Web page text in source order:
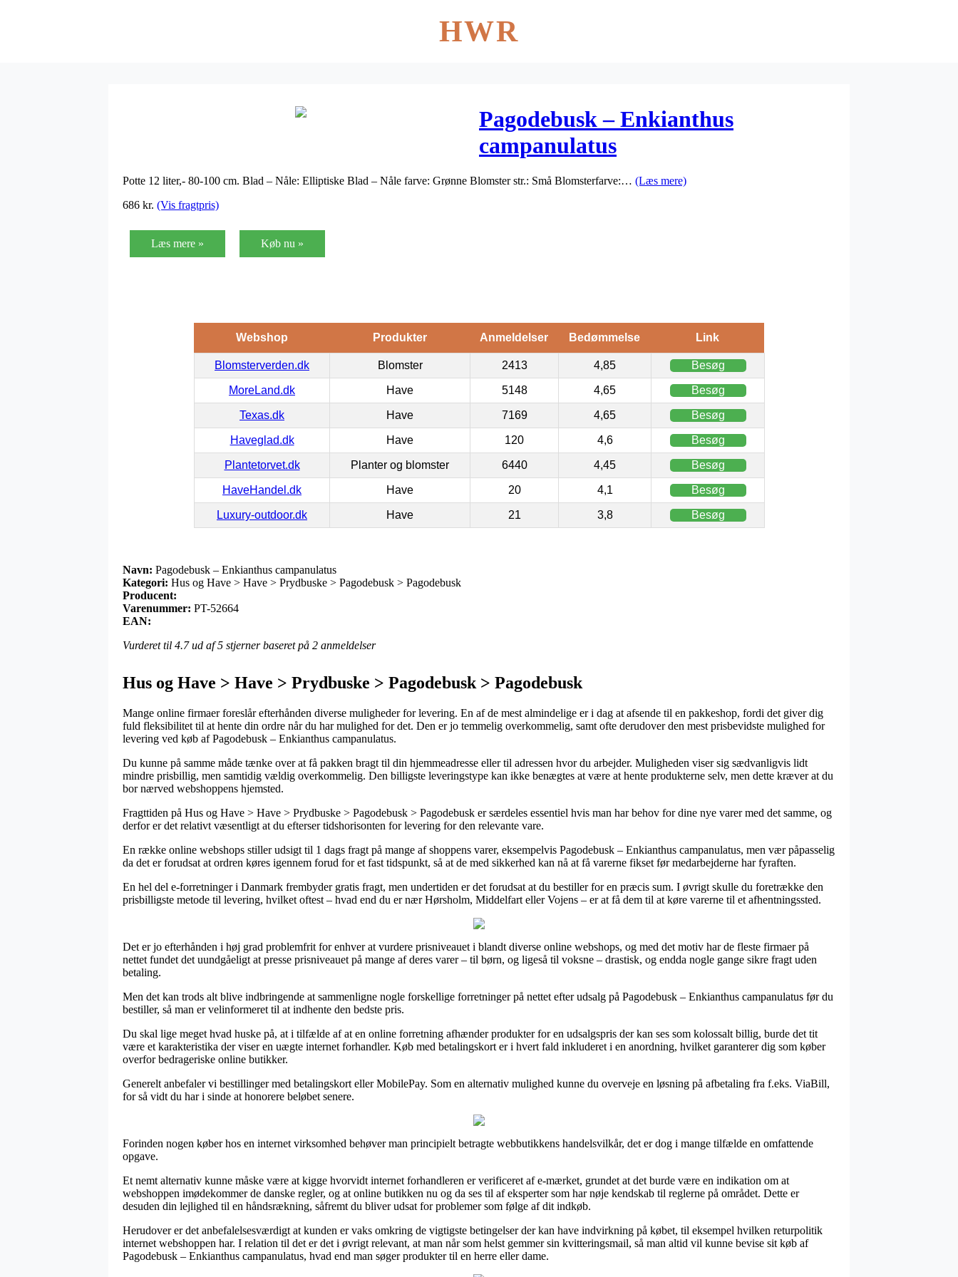
HWR
Pagodebusk – Enkianthus
campanulatus
Potte 12 liter,- 80-100 cm. Blad – Nåle: Elliptiske Blad – Nåle farve: Grønne Blomster str.: Små Blomsterfarve:… (Læs mere)
686 kr. (Vis fragtpris)
Læs mere » Køb nu »
Webshop Produkter Anmeldelser Bedømmelse Link
Blomsterverden.dk Blomster 2413 4,85 Besøg
MoreLand.dk Have 5148 4,65 Besøg
Texas.dk Have 7169 4,65 Besøg
Haveglad.dk Have 120 4,6 Besøg
Plantetorvet.dk Planter og blomster 6440 4,45 Besøg
HaveHandel.dk Have 20 4,1 Besøg
Luxury-outdoor.dk Have 21 3,8 Besøg
Navn: Pagodebusk – Enkianthus campanulatus
Kategori: Hus og Have > Have > Prydbuske > Pagodebusk > Pagodebusk
Producent:
Varenummer: PT-52664
EAN:
Vurderet til 4.7ud af 5 stjerner baseret på 2 anmeldelser
Hus og Have > Have > Prydbuske > Pagodebusk > Pagodebusk
Mange online firmaer foreslår efterhånden diverse muligheder for levering. En af de mest almindelige er i dag at afsende til en pakkeshop, fordi det giver dig
fuld fleksibilitet til at hente din ordre når du har mulighed for det. Den er jo temmelig overkommelig, samt ofte derudover den mest prisbevidste mulighed for
levering ved køb af Pagodebusk – Enkianthus campanulatus.
Du kunne på samme måde tænke over at få pakken bragt til din hjemmeadresse eller til adressen hvor du arbejder. Muligheden viser sig sædvanligvis lidt
mindre prisbillig, men samtidig vældig overkommelig. Den billigste leveringstype kan ikke benægtes at være at hente produkterne selv, men dette kræver at du
bor nærved webshoppens hjemsted.
Fragttiden på Hus og Have > Have > Prydbuske > Pagodebusk > Pagodebusk er særdeles essentiel hvis man har behov for dine nye varer med det samme, og
derfor er det relativt væsentligt at du efterser tidshorisonten for levering for den relevante vare.
En række online webshops stiller udsigt til 1 dags fragt på mange af shoppens varer, eksempelvis Pagodebusk – Enkianthus campanulatus, men vær påpasselig
da det er forudsat at ordren køres igennem forud for et fast tidspunkt, så at de med sikkerhed kan nå at få varerne fikset før medarbejderne har fyraften.
En hel del e-forretninger i Danmark frembyder gratis fragt, men undertiden er det forudsat at du bestiller for en præcis sum. I øvrigt skulle du foretrække den
prisbilligste metode til levering, hvilket oftest – hvad end du er nær Hørsholm, Middelfart eller Vojens – er at få dem til at køre varerne til et afhentningssted.
Det er jo efterhånden i høj grad problemfrit for enhver at vurdere prisniveauet i blandt diverse online webshops, og med det motiv har de fleste firmaer på
nettet fundet det uundgåeligt at presse prisniveauet på mange af deres varer – til børn, og ligeså til voksne – drastisk, og endda nogle gange sikre fragt uden
betaling.
Men det kan trods alt blive indbringende at sammenligne nogle forskellige forretninger på nettet efter udsalg på Pagodebusk – Enkianthus campanulatus før du
bestiller, så man er velinformeret til at indhente den bedste pris.
Du skal lige meget hvad huske på, at i tilfælde af at en online forretning afhænder produkter for en udsalgspris der kan ses som kolossalt billig, burde det tit
være et karakteristika der viser en uægte internet forhandler. Køb med betalingskort er i hvert fald inkluderet i en anordning, hvilket garanterer dig som køber
overfor bedrageriske online butikker.
Generelt anbefaler vi bestillinger med betalingskort eller MobilePay. Som en alternativ mulighed kunne du overveje en løsning på afbetaling fra f.eks. ViaBill,
for så vidt du har i sinde at honorere beløbet senere.
Forinden nogen køber hos en internet virksomhed behøver man principielt betragte webbutikkens handelsvilkår, det er dog i mange tilfælde en omfattende
opgave.
Et nemt alternativ kunne måske være at kigge hvorvidt internet forhandleren er verificeret af e-mærket, grundet at det burde være en indikation om at
webshoppen imødekommer de danske regler, og at online butikken nu og da ses til af eksperter som har nøje kendskab til reglerne på området. Dette er
desuden din lejlighed til en håndsrækning, såfremt du bliver udsat for problemer som følge af dit indkøb.
Herudover er det anbefalelsesværdigt at kunden er vaks omkring de vigtigste betingelser der kan have indvirkning på købet, til eksempel hvilken returpolitik
internet webshoppen har. I relation til det er det i øvrigt relevant, at man når som helst gemmer sin kvitteringsmail, så man altid vil kunne bevise sit køb af
Pagodebusk – Enkianthus campanulatus, hvad end man søger produkter til en herre eller dame.